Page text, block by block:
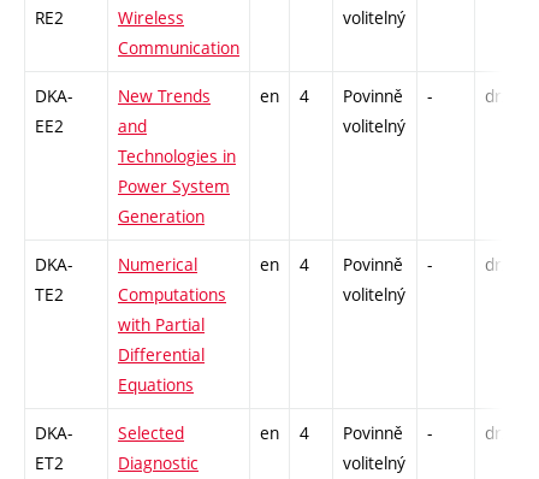
RE2
Wireless
Communication
volitelný
DKA-
EE2
New Trends
and
Technologies in
Power System
Generation
en 4
Povinně
volitelný
- drzk
DKA-
TE2
Numerical
Computations
with Partial
Differential
Equations
en 4
Povinně
volitelný
- drzk
DKA-
ET2
Selected
Diagnostic
en 4
Povinně
volitelný
- drzk